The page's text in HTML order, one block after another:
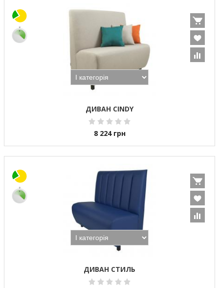
ДИВАН CINDY
8 224 грн
ДИВАН СТИЛЬ